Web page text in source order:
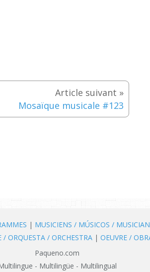
Mosaïque musicale #123
| MUSICIENS / MÚSICOS /
/ ORQUESTA / ORCHESTRA | OEUVRE /
Paqueno.com
- Multilingüe - Multilingual